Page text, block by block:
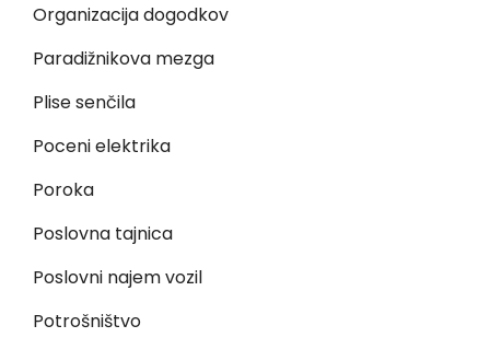
Organizacija dogodkov
Paradižnikova mezga
Plise senčila
Poceni elektrika
Poroka
Poslovna tajnica
Poslovni najem vozil
Potrošništvo